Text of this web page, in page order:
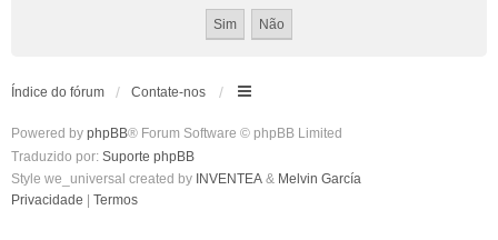
Índice do fórum Contate-nos
Powered by phpBB® Forum Software © phpBB Limited
Traduzido por: Suporte phpBB
Style we_universal created by INVENTEA & Melvin García
Privacidade
Termos